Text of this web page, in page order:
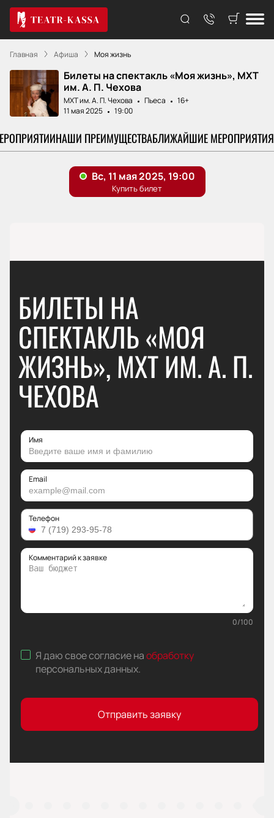
Главная Афиша Моя жизнь
Билеты на спектакль «Моя жизнь», МХТ
им. А. П. Чехова
МХТ им. А. П. Чехова Пьеса
16+
11 мая 2025
19:00
НАШИ ПРЕИМУЩЕСТВАБЛИЖАЙШИЕ МЕРОПРИЯТИЯ
БИЛЕТЫ НА
СПЕКТАКЛЬ «МОЯ
ЖИЗНЬ», МХТ ИМ. А. П.
ЧЕХОВА
Имя
Email
Телефон
Комментарий к заявке
0/100
Я даю свое согласие наобработку
персональных данных.
Отправить заявку